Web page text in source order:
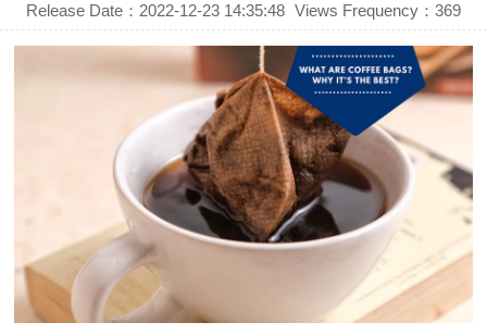
Release Date：2022-12-23 14:35:48 Views Frequency： 369